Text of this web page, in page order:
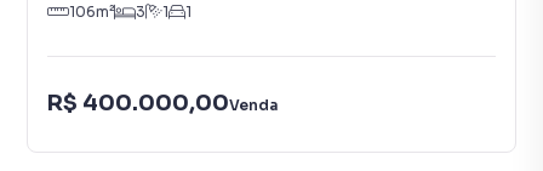
106m² 3 1 1
R$ 400.000,00Venda